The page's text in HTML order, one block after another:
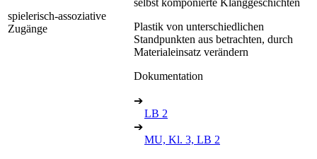
spielerisch-assoziative
Zugänge
Plastik von unterschiedlichen
Standpunkten aus betrachten, durch
Materialeinsatz verändern
Dokumentation
➔
LB 2
➔
MU, Kl. 3, LB 2